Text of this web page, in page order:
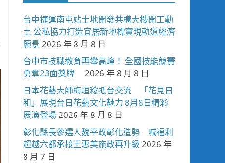
台中捷運南屯站土地開發共構大樓開工動
土 公私協力打造宜居新地標實現軌道經濟
願景 2026 年 8 月 8 日
台中市技職教育再攀高峰！ 全國技能競賽
勇奪23面獎牌
2026 年 8 月 8 日
日本花藝大師梅垣稔抵台交流 「花見日
和」展現台日花藝文化魅力 8月8日精彩
展演登場2026 年 8 月 8 日
彰化縣長參選人魏平政彰化造勢 喊福利
超越六都承接王惠美施政再升級 2026 年
8 月 7 日